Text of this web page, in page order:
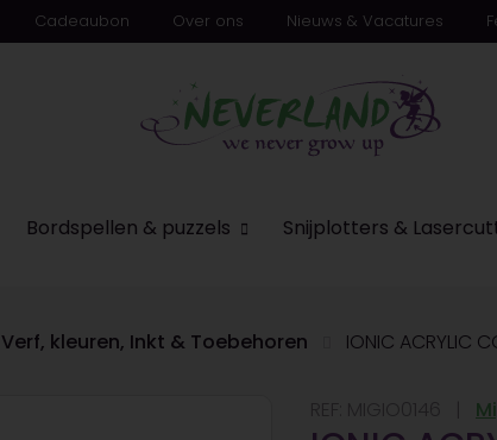
Cadeaubon Over ons Nieuws & Vacatures
Bordspellen & puzzels Snijplotters &
Verf, kleuren, Inkt & Toebehoren IONIC ACRYLIC